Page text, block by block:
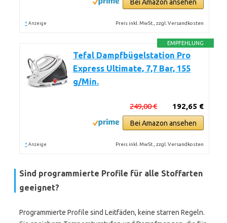
Bei Amazon ansehen
* Anzeige Preis inkl. MwSt., zzgl. Versandkosten
EMPFEHLUNG
Tefal Dampfbügelstation Pro
Express Ultimate, 7,7 Bar, 155
g/Min.
192,65 €
249,00 €
Bei Amazon ansehen
* Anzeige Preis inkl. MwSt., zzgl. Versandkosten
Sind programmierte Profile für alle Stoffarten
geeignet?
Programmierte Profile sind Leitfäden, keine starren Regeln.